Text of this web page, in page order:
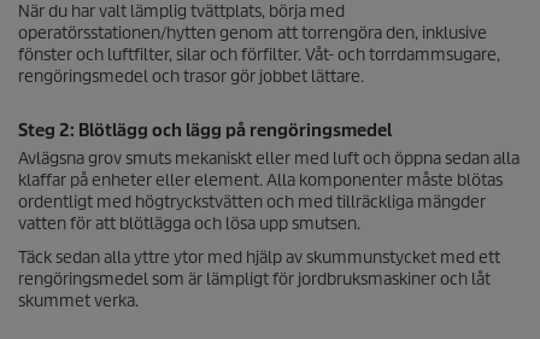
När du har valt lämplig tvättplats, börja med
operatörsstationen/hytten genom att torrengöra den, inklusive
fönster och luftfilter, silar och förfilter. Våt- och torrdammsugare,
rengöringsmedel och trasor gör jobbet lättare.
Steg 2: Blötlägg och lägg på rengöringsmedel
Avlägsna grov smuts mekaniskt eller med luft och öppna sedan alla
klaffar på enheter eller element. Alla komponenter måste blötas
ordentligt med högtryckstvätten och med tillräckliga mängder
vatten för att blötlägga och lösa upp smutsen.
Täck sedan alla yttre ytor med hjälp av skummunstycket med ett
rengöringsmedel som är lämpligt för jordbruksmaskiner och låt
skummet verka.